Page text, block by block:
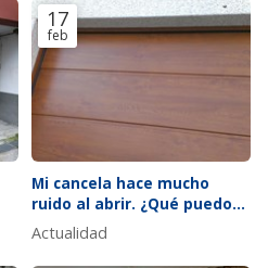
17
feb
Mi cancela hace mucho
ruido al abrir. ¿Qué puedo
hacer?
Actualidad